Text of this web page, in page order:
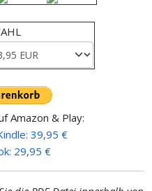
Amazon & Play:
39,95 €
29,95 €